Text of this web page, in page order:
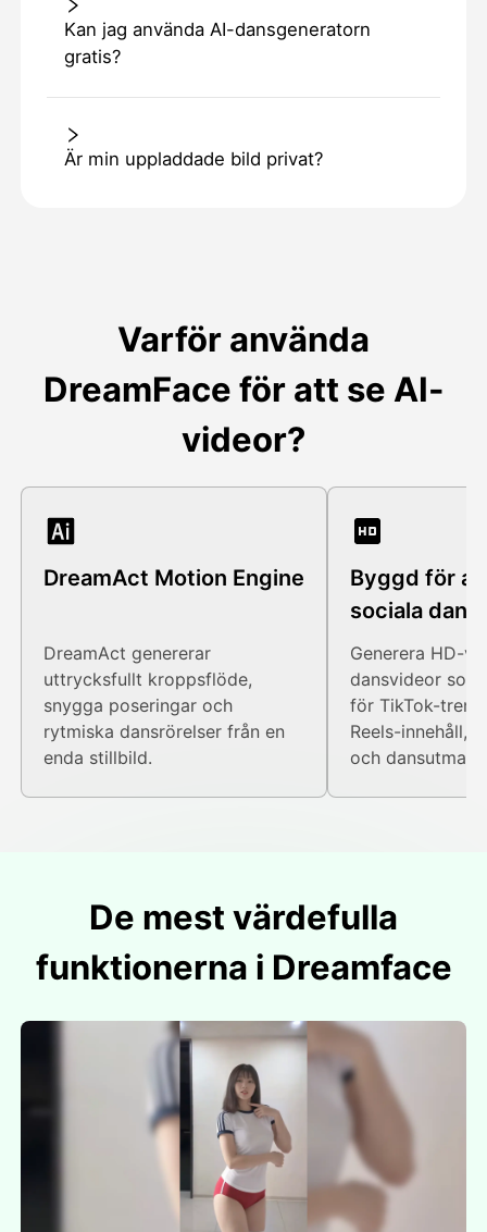
Kan jag använda AI-dansgeneratorn
gratis?
Är min uppladdade bild privat?
Varför använda
DreamFace för att se AI-
videor?
DreamAct Motion Engine
DreamAct genererar
uttrycksfullt kroppsflöde,
snygga poseringar och
rytmiska dansrörelser från en
enda stillbild.
Byggd för
sociala
Generera HD-
dansvideor
för TikTok-
Reels-innehåll,
och
De mest värdefulla
funktionerna i Dreamface